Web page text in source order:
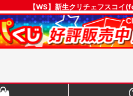
【WS】新生クリチェフスコ